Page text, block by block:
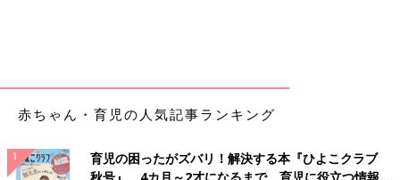
赤ちゃん・育児の人気記事ランキング
育児の困ったがズバリ！解決する本『ひよこクラブ